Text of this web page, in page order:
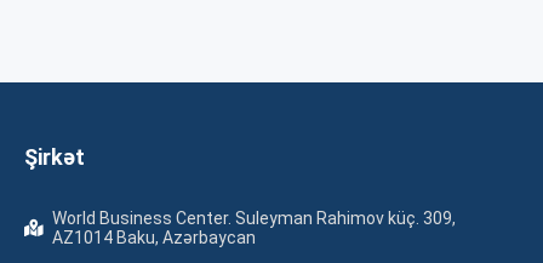
Şirkət
World Business Center. Suleyman Rahimov küç. 309,
AZ1014 Baku, Azərbaycan